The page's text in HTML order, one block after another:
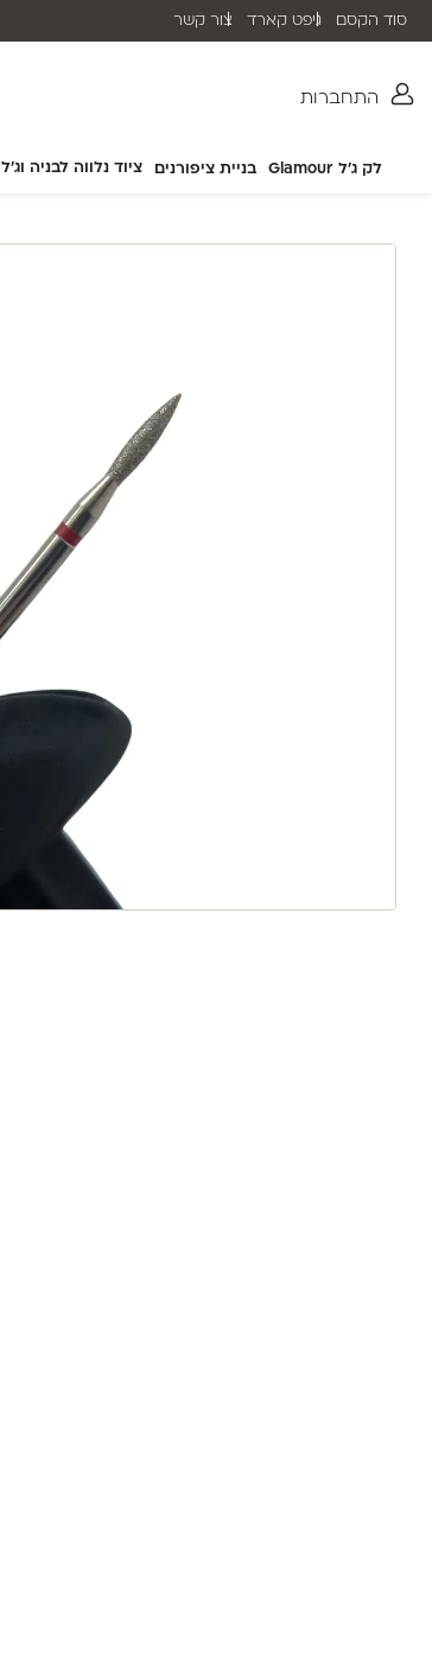
התחברות
לק ג'ל Glamour בניית ציפורנים ציוד נלווה לבניה וג'ל
שליח עד הבית תוך 2-5 ימי עסקים סוד הקסם גיפט קארד צור קשר